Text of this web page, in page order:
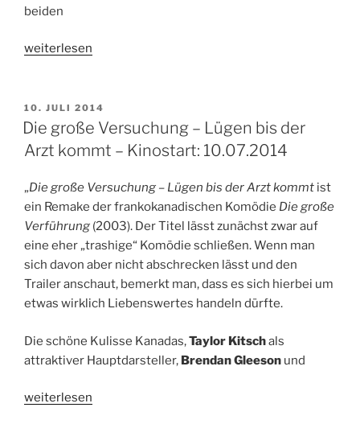
beiden
„Rico,
die
Tieferschatten
–
10.07.2014“
weiterlesen
VERÖFFENTLICHT
AM
10. JULI 2014
Die große Versuchung – Lügen bis der
Arzt kommt – Kinostart: 10.07.2014
„Die große Versuchung – Lügen bis der Arztkommt ist
ein Remake der frankokanadischen Komödie Die große
Verführung (2003). Der Titel lässt zunächst zwar auf
eine eher „trashige“ Komödie schließen. Wenn man
sich davon aber nicht abschrecken lässt und den
Trailer anschaut, bemerkt man, dass es sich hierbei um
etwas wirklich Liebenswertes handeln dürfte.
Die schöne Kulisse Kanadas,Taylor Kitschals
attraktiver Hauptdarsteller, Brendan Gleeson und
„Die
weiterlesen